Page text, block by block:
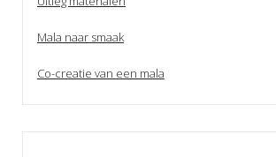
Mala naar smaak
Co-creatie van een mala